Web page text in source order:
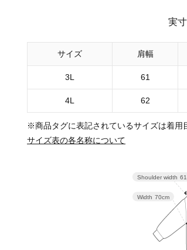
実
サイズ 肩幅
3L 61
4L 62
※商品タグに表記されているサイズは着用
サイズ表の各名称について
Width 70cm
Shoulder width